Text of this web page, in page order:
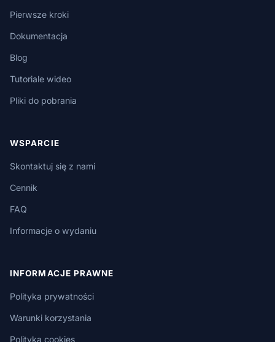
Pierwsze kroki
Dokumentacja
Blog
Tutoriale wideo
Pliki do pobrania
WSPARCIE
Skontaktuj się z nami
Cennik
FAQ
Informacje o wydaniu
INFORMACJE PRAWNE
Polityka prywatności
Warunki korzystania
Polityka cookies